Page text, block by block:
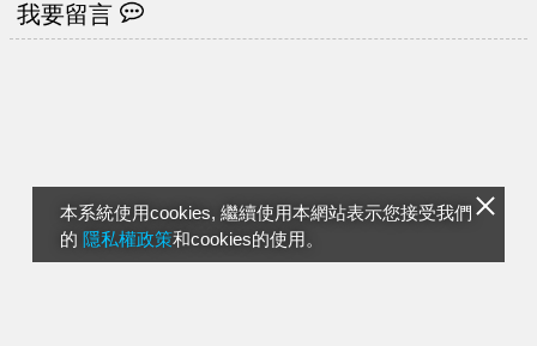
本系統使用cookies, 繼續使用本網站表示您接受我們
的 隱私權政策和cookies的使用。
我要留言